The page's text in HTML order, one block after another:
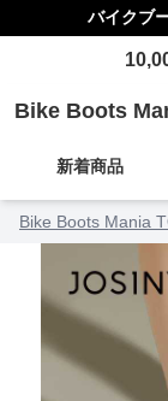
バイクブ
Bike Boots
新着商品
Bike Boots Mania